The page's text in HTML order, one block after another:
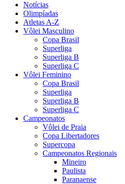
Notícias
Olimpíadas
Atletas A-Z
Vôlei Masculino
Copa Brasil
Superliga
Superliga B
Superliga C
Vôlei Feminino
Copa Brasil
Superliga
Superliga B
Superliga C
Campeonatos
Vôlei de Praia
Copa Libertadores
Supercopa
Campeonatos Regionais
Mineiro
Paulista
Paranaense